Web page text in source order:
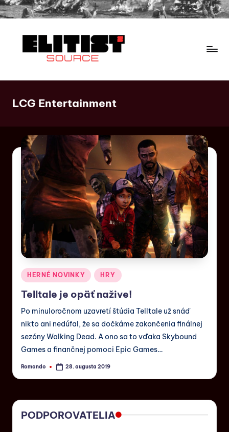
LCG Entertainment
HERNÉ NOVINKY HRY
Telltale je opäť nažive!
Po minuloročnom uzavretí štúdia Telltale už snáď
nikto ani nedúfal, že sa dočkáme zakončenia finálnej
sezóny Walking Dead. A ono sa to vďaka Skybound
Games a finančnej pomoci Epic Games…
Romando 28. augusta 2019
PODPOROVATELIA